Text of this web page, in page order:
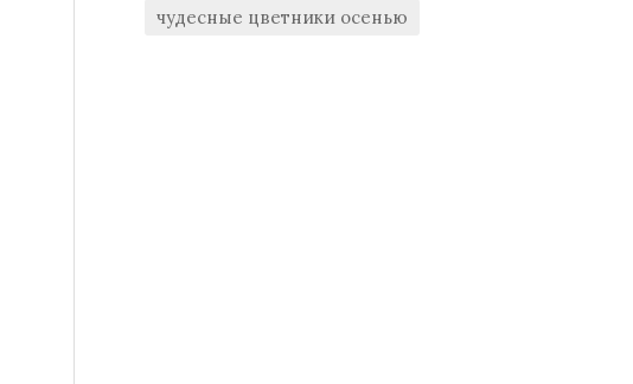
чудесные цветники осенью